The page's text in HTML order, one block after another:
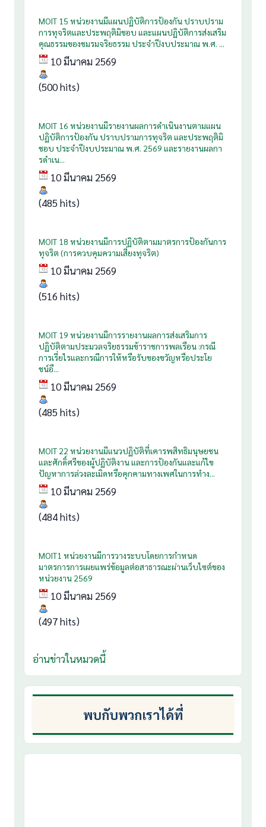
MOIT 15 หน่วยงานมีแผนปฏิบัติการป้องกัน ปราบปราม
การทุจริตและประพฤติมิชอบ และแผนปฏิบัติการส่งเสริม
คุณธรรมของชมรมจริยธรรม ประจำปีงบประมาณ พ.ศ. ...
10 มีนาคม 2569
(500 hits)
MOIT 16 หน่วยงานมีรายงานผลการดำเนินงานตามแผน
ปฏิบัติการป้องกัน ปราบปรามการทุจริต และประพฤติมิ
ชอบ ประจำปีงบประมาณ พ.ศ. 2569 และรายงานผลกา
รดำเน...
10 มีนาคม 2569
(485 hits)
MOIT 18 หน่วยงานมีการปฏิบัติตามมาตรการป้องกันการ
ทุจริต (การควบคุมความเสี่ยงทุจริต)
10 มีนาคม 2569
(516 hits)
MOIT 19 หน่วยงานมีการรายงานผลการส่งเสริมการ
ปฏิบัติตามประมวลจริยธรรมข้าราชการพลเรือน :กรณี
การเรี่ยไรและกรณีการให้หรือรับของขวัญหรือประโย
ชน์อื...
10 มีนาคม 2569
(485 hits)
MOIT 22 หน่วยงานมีแนวปฏิบัติที่เคารพสิทธิมนุษยชน
และศักดิ์ศรีของผู้ปฏิบัติงาน และการป้องกันและแก้ไข
ปัญหาการล่วงละเมิดหรือคุกคามทางเพศในการทำง...
10 มีนาคม 2569
(484 hits)
MOIT1 หน่วยงานมีการวางระบบโดยการกำหนด
มาตรการการเผยแพร่ข้อมูลต่อสาธารณะผ่านเว็บไซต์ของ
หน่วยงาน 2569
10 มีนาคม 2569
(497 hits)
อ่านข่าวในหมวดนี้
พบกับพวกเราได้ที่